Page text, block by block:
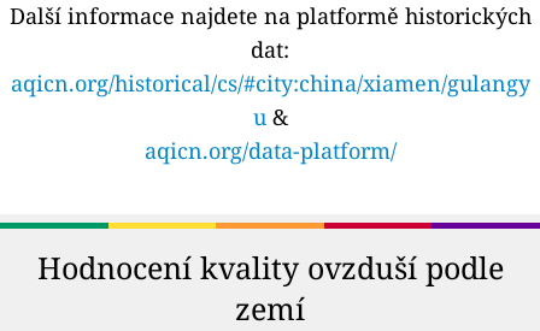
Další informace najdete na platformě historických
dat:
aqicn.org/historical/cs/#city:china/xiamen/gulangy
u&
aqicn.org/data-platform/
Hodnocení kvality ovzduší podle
zemí